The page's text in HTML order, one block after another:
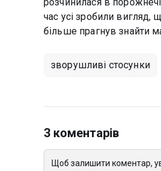
час усі зробили
більше прагнув знайти
зворушливі стосунки
3 коментарів
Щоб залишити коментар,